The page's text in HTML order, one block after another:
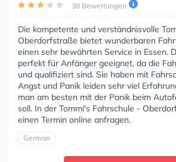
38 Bewertungen
Die kompetente und verständnisvolle
Oberdorfstraße bietet wunderbaren
einen sehr bewährten Service in Essen.
perfekt für Anfänger geeignet, da die
und qualifiziert sind. Sie haben mit
Angst und Panik leiden sehr viel
man am besten mit der Panik beim
soll. In der Tommi's Fahrschule -
einen Termin online anfragen.
German